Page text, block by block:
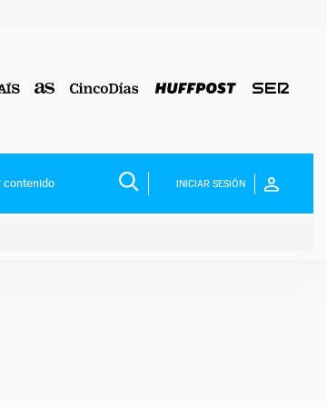
INICIAR SESIÓN